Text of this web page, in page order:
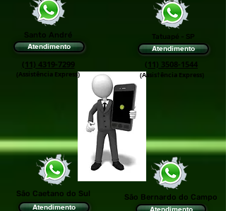
Santo André
Atendimento
(11) 4319-7299
(Assistência Express)
Tatuapé - SP
Atendimento
(11) 3508-1544
(Assis†ência Express)
São Bernardo do Campo
Atendimento
São Caetano do Sul
Atendimento